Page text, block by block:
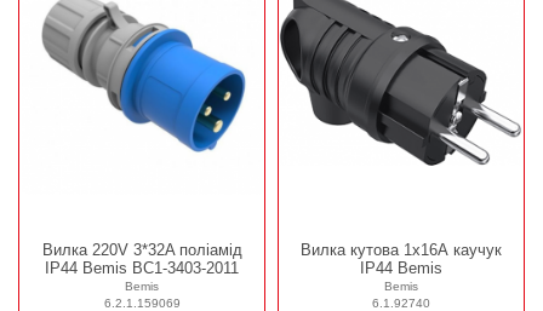
Вилка 220V 3*32A поліамід
IP44 Bemis BC1-3403-2011
Bemis
6.2.1.159069
Вилка кутова 1х16А каучук
IP44 Bemis
Bemis
6.1.92740